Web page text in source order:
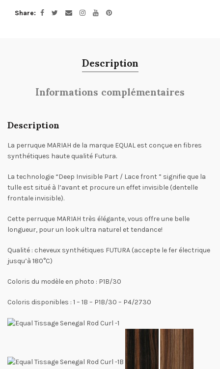
Share
Description
Informations complémentaires
Description
La perruque MARIAH de la marque EQUAL est conçue en fibres
synthétiques haute qualité Futura.
La technologie “Deep Invisible Part / Lace front ” signifie que la
tulle est situé à l’avant et procure un effet invisible (dentelle
frontale invisible).
Cette perruque MARIAH très élégante, vous offre une belle
longueur, pour un look ultra naturel et tendance!
Qualité : cheveux synthétiques FUTURA (accepte le fer électrique
jusqu’à 180°C)
Coloris du modèle en photo : P1B/30
Coloris disponibles : 1 – 1B – P1B/30 – P4/2730